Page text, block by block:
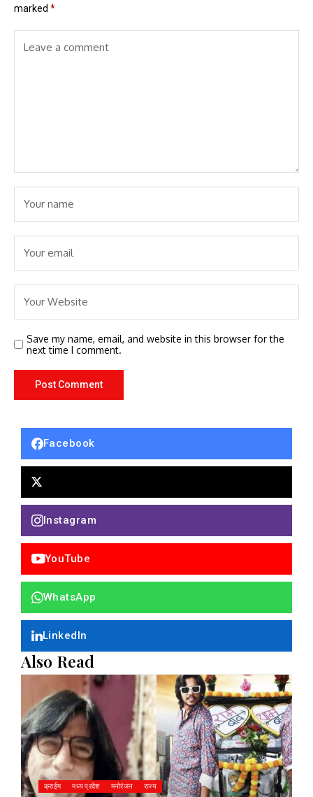
marked *
Save my name, email, and website in this browser for the
next time I comment.
Facebook
Instagram
YouTube
WhatsApp
LinkedIn
Also Read
क्राईम मध्य प्रदेश मनोरंजन राज्य